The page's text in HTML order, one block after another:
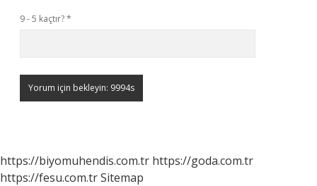
9 - 5 kaçtır?*
https://biyomuhendis.com.tr https://goda.com.tr
https://fesu.com.trSitemap